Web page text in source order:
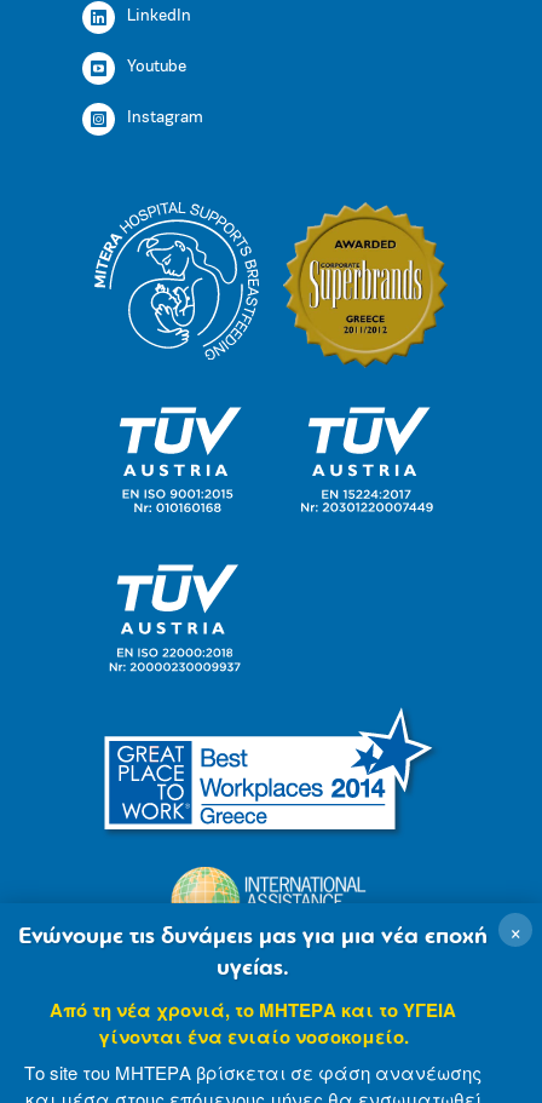
LinkedIn
Youtube
Instagram
×
Ενώνουμε τις δυνάμεις μας για μια νέα εποχή
υγείας.
Από τη νέα χρονιά, το ΜΗΤΕΡΑ και το ΥΓΕΙΑ
γίνονται ένα ενιαίο νοσοκομείο.
Το site του ΜΗΤΕΡΑ βρίσκεται σε φάση ανανέωσης